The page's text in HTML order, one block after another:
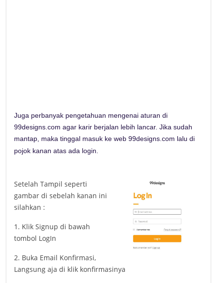
Juga perbanyak pengetahuan mengenai aturan di
99designs.com agar karir berjalan lebih lancar. Jika sudah
mantap, maka tinggal masuk ke web 99designs.com lalu di
pojok kanan atas ada login.
Setelah Tampil seperti
gambar di sebelah kanan ini
silahkan :
1. Klik Signup di bawah
tombol LogIn
2. Buka Email Konfirmasi,
Langsung aja di klik konfirmasinya